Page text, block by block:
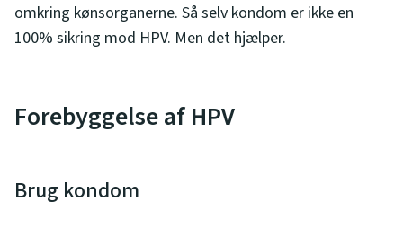
omkring kønsorganerne. Så selv kondom er ikke en
100% sikring mod HPV. Men det hjælper.
Forebyggelse af HPV
Brug kondom